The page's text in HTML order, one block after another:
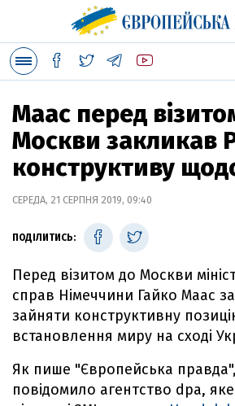
Маас перед
Москви закликав
конструктиву
СЕРЕДА, 21 СЕРПНЯ 2019, 09:40
ПОДІЛИТИСЬ:
Перед візитом до Москви
справ Німеччини Гайко Маас
зайняти конструктивну
встановлення миру на сході
Як пише "Європейська
повідомило агентство dpa,